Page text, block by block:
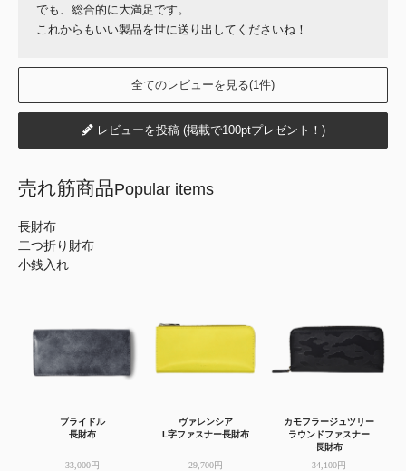
でも、総合的に大満足です。
これからもいい製品を世に送り出してくださいね！
全てのレビューを見る(1件)
レビューを投稿 (掲載で100ptプレゼント！)
売れ筋商品Popular items
長財布
二つ折り財布
小銭入れ
ブライドル
長財布
33,000円
ヴァレンシア
L字ファスナー長財布
29,700円
カモフラージュツリー
ラウンドファスナー
長財布
34,100円